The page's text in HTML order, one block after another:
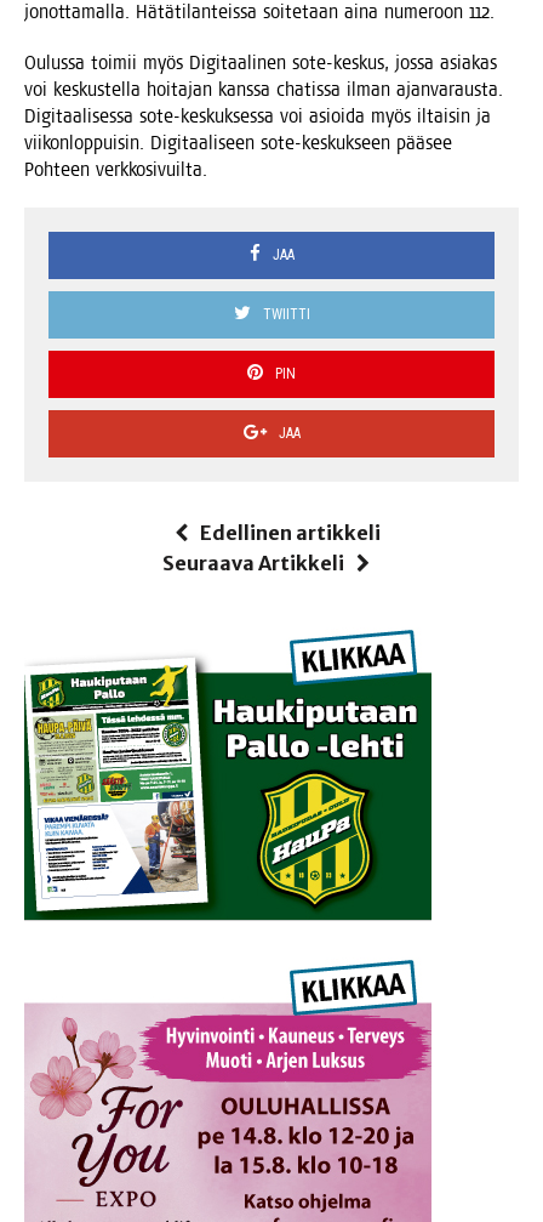
jonot­ta­mal­la. Hätä­ti­lan­teis­sa soi­te­taan aina nume­roon 112.
Oulus­sa toi­mii myös Digi­taa­li­nen sote-kes­kus, jos­sa asia­kas
voi kes­kus­tel­la hoi­ta­jan kans­sa cha­tis­sa ilman ajan­va­raus­ta.
Digi­taa­li­ses­sa sote-kes­kuk­ses­sa voi asioi­da myös iltai­sin ja
vii­kon­lop­pui­sin. Digi­taa­li­seen sote-kes­kuk­seen pää­see
Poh­teen verkkosivuilta.
JAA
TWIITTI
PIN
JAA
Edellinen artikkeli
Seuraava Artikkeli